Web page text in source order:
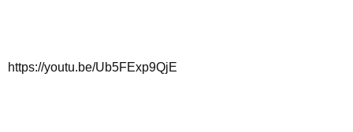
https://youtu.be/Ub5FExp9QjE